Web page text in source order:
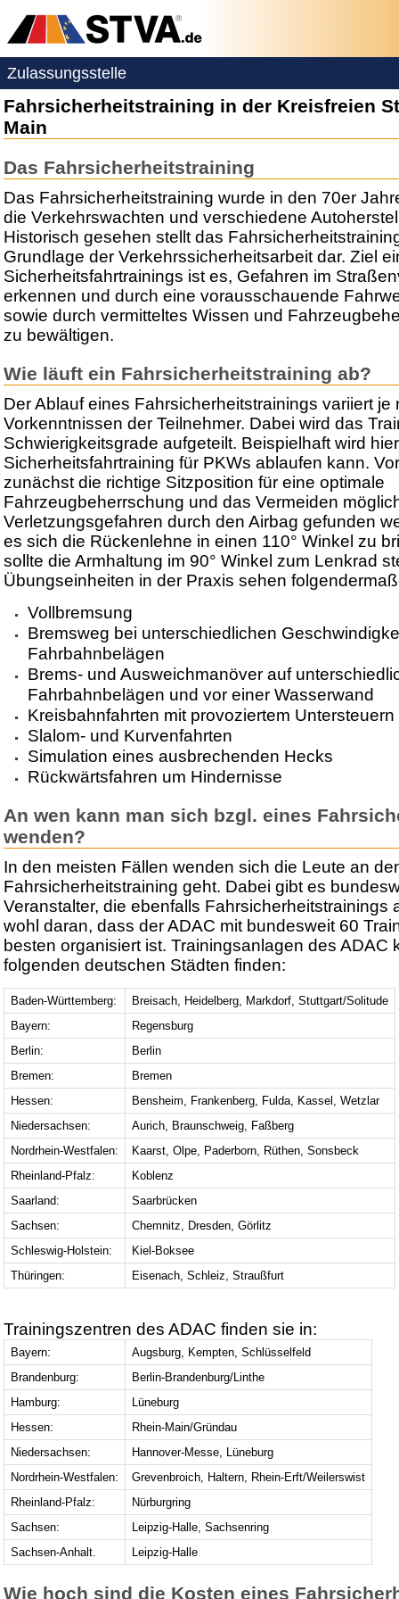
Zulassungsstelle
Fahrsicherheitstraining in der Kreisfreien
Main
Das Fahrsicherheitstraining
Das Fahrsicherheitstraining wurde in den 70er
die Verkehrswachten und verschiedene
Historisch gesehen stellt das
Grundlage der Verkehrssicherheitsarbeit dar. Ziel
Sicherheitsfahrtrainings ist es, Gefahren im
erkennen und durch eine vorausschauende
sowie durch vermitteltes Wissen und
zu bewältigen.
Wie läuft ein Fahrsicherheitstraining ab?
Der Ablauf eines Fahrsicherheitstrainings variiert
Vorkenntnissen der Teilnehmer. Dabei wird das
Schwierigkeitsgrade aufgeteilt. Beispielhaft wird
Sicherheitsfahrtraining für PKWs ablaufen kann.
zunächst die richtige Sitzposition für eine optimale
Fahrzeugbeherrschung und das Vermeiden
Verletzungsgefahren durch den Airbag gefunden
es sich die Rückenlehne in einen 110° Winkel zu
sollte die Armhaltung im 90° Winkel zum Lenkrad
Übungseinheiten in der Praxis sehen
Vollbremsung
Bremsweg bei unterschiedlichen
Fahrbahnbelägen
Brems- und Ausweichmanöver auf
Fahrbahnbelägen und vor einer Wasserwand
Kreisbahnfahrten mit provoziertem
Slalom- und Kurvenfahrten
Simulation eines ausbrechenden Hecks
Rückwärtsfahren um Hindernisse
An wen kann man sich bzgl. eines
wenden?
In den meisten Fällen wenden sich die Leute an
Fahrsicherheitstraining geht. Dabei gibt es
Veranstalter, die ebenfalls Fahrsicherheitstrainings
wohl daran, dass der ADAC mit bundesweit 60
besten organisiert ist. Trainingsanlagen des ADAC
folgenden deutschen Städten finden:
Baden-Württemberg:
Breisach, Heidelberg, Markdorf, Stuttgart/Solitude
Bayern:
Regensburg
Berlin:
Berlin
Bremen:
Bremen
Hessen:
Bensheim, Frankenberg, Fulda, Kassel, Wetzlar
Niedersachsen:
Aurich, Braunschweig, Faßberg
Nordrhein-Westfalen:
Kaarst, Olpe, Paderborn, Rüthen, Sonsbeck
Rheinland-Pfalz:
Koblenz
Saarland:
Saarbrücken
Sachsen:
Chemnitz, Dresden, Görlitz
Schleswig-Holstein:
Kiel-Boksee
Thüringen:
Eisenach, Schleiz, Straußfurt
Trainingszentren des ADAC finden sie in:
Bayern:
Augsburg, Kempten, Schlüsselfeld
Brandenburg:
Berlin-Brandenburg/Linthe
Hamburg:
Lüneburg
Hessen:
Rhein-Main/Gründau
Niedersachsen:
Hannover-Messe, Lüneburg
Nordrhein-Westfalen:
Grevenbroich, Haltern, Rhein-Erft/Weilerswist
Rheinland-Pfalz:
Nürburgring
Sachsen:
Leipzig-Halle, Sachsenring
Sachsen-Anhalt.
Leipzig-Halle
Wie hoch sind die Kosten eines